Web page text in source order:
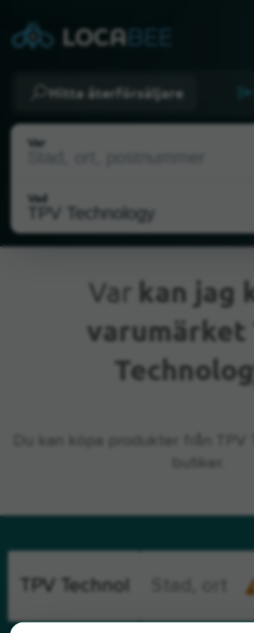
Hitta återförsäljare
Var
Vad
Nuvarande plats
Var kan jag
varumärket
Du kan köpa produkter från TPV